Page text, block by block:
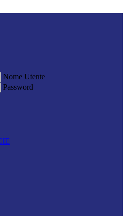
Nome Utente
Password